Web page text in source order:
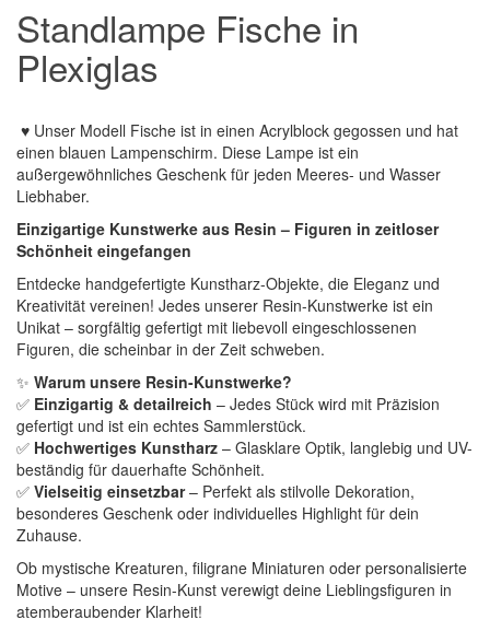
Standlampe Fische in
Plexiglas
♥ Unser Modell Fische ist in einen Acrylblock gegossen und hat
einen blauen Lampenschirm. Diese Lampe ist ein
außergewöhnliches Geschenk für jeden Meeres- und Wasser
Liebhaber.
Einzigartige Kunstwerke aus Resin – Figuren in zeitloser
Schönheit eingefangen
Entdecke handgefertigte Kunstharz-Objekte, die Eleganz und
Kreativität vereinen! Jedes unserer Resin-Kunstwerke ist ein
Unikat – sorgfältig gefertigt mit liebevoll eingeschlossenen
Figuren, die scheinbar in der Zeit schweben.
✨ Warum unsere Resin-Kunstwerke?
✅ Einzigartig & detailreich – Jedes Stück wird mit Präzision
gefertigt und ist ein echtes Sammlerstück.
✅ Hochwertiges Kunstharz – Glasklare Optik, langlebig und UV-
beständig für dauerhafte Schönheit.
✅ Vielseitig einsetzbar– Perfekt als stilvolle Dekoration,
besonderes Geschenk oder individuelles Highlight für dein
Zuhause.
Ob mystische Kreaturen, filigrane Miniaturen oder personalisierte
Motive – unsere Resin-Kunst verewigt deine Lieblingsfiguren in
atemberaubender Klarheit!